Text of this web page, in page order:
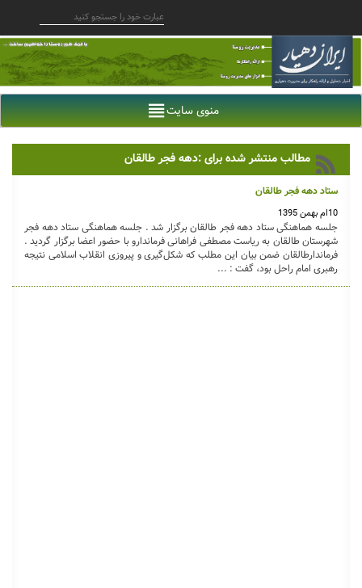
منوی سایت
مطالب منتشر شده برای :دهه فجر طالقان
ستاد دهه فجر طالقان
10ام بهمن 1395
جلسه هماهنگی ستاد دهه فجر طالقان برگزار شد . جلسه هماهنگی ستاد دهه فجر
شهرستان طالقان به ریاست مصطفی فراهانی فرماندارو با حضور اعضا برگزار گردید .
فرماندارطالقان ضمن بیان این مطلب که شکل‌گیری و پیروزی انقلاب اسلامی نتیجه
رهبری امام راحل بود، گفت : ...